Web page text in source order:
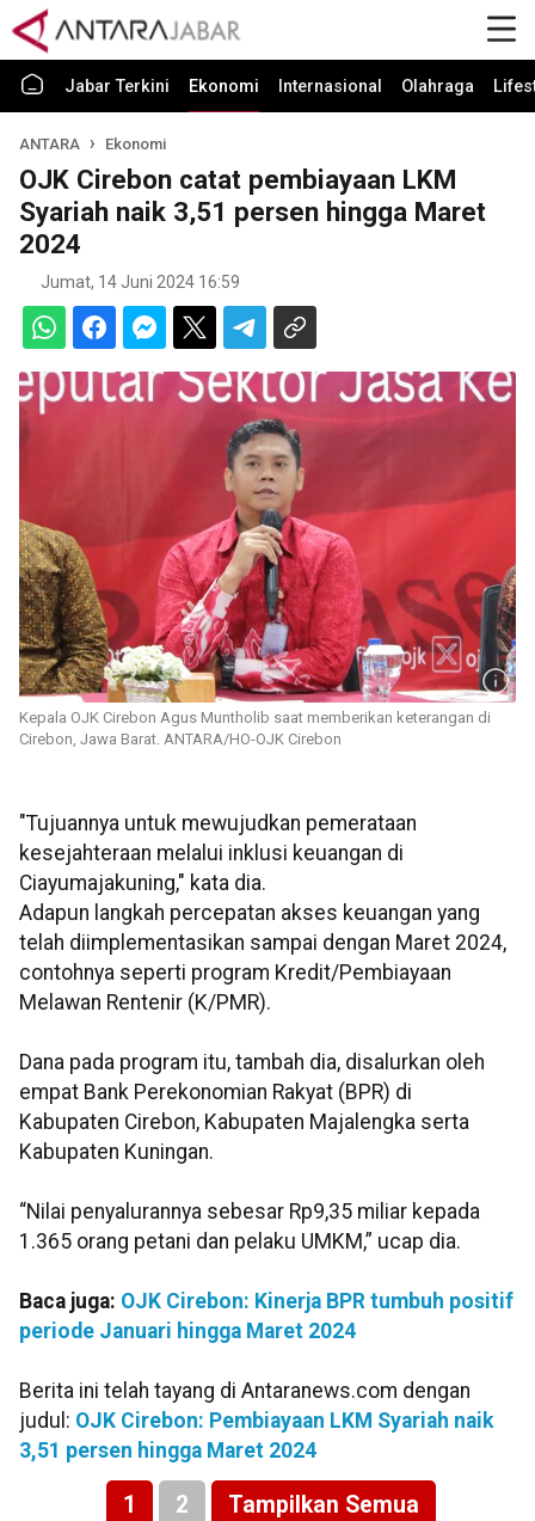
Jabar Terkini Ekonomi Internasional Olahraga
ANTARA Ekonomi
OJK Cirebon catat pembiayaan LKM
Syariah naik 3,51 persen hingga Maret
2024
Jumat, 14 Juni 2024 16:59
Kepala OJK Cirebon Agus Muntholib saat memberikan keterangan di
Cirebon, Jawa Barat. ANTARA/HO-OJK Cirebon
"Tujuannya untuk mewujudkan pemerataan
kesejahteraan melalui inklusi keuangan di
Ciayumajakuning," kata dia.
Adapun langkah percepatan akses keuangan yang
telah diimplementasikan sampai dengan Maret 2024,
contohnya seperti program Kredit/Pembiayaan
Melawan Rentenir (K/PMR).
Dana pada program itu, tambah dia, disalurkan oleh
empat Bank Perekonomian Rakyat (BPR) di
Kabupaten Cirebon, Kabupaten Majalengka serta
Kabupaten Kuningan.
“Nilai penyalurannya sebesar Rp9,35 miliar kepada
1.365 orang petani dan pelaku UMKM,” ucap dia.
Baca juga: OJK Cirebon: Kinerja BPR tumbuh positif
periode Januari hingga Maret 2024
Berita ini telah tayang di Antaranews.com dengan
judul: OJK Cirebon: Pembiayaan LKM Syariah naik
3,51 persen hingga Maret 2024
1 2 Tampilkan Semua